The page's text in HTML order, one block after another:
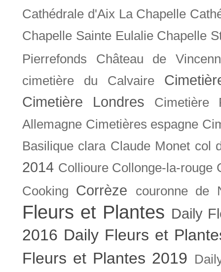
Cathédrale d'Aix La Chapelle
Chapelle Sainte Eulalie Chapelle
Pierrefonds
Château de
cimetière du Calvaire
Cimetière Londres
Cimetière
Allemagne Cimetières espagne
Basilique clara Claude Monet col
2014 Collioure Collonge-la-rouge
Cooking
Corrèze couronne de
Fleurs et Plantes Daily
2016 Daily Fleurs et
Fleurs et Plantes 2019